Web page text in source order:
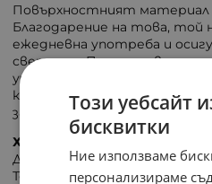
Повърхностният материал
Благодарение на това, той
ежедневна употреба и
светлина. Препоръчваме
училища, обществени
конферентни зали и всички
зали.
Характеристики на панела:
Димируем: не
Технология: SMD LED
Този уебсайт
бисквитки
Ние използваме
персонализираме